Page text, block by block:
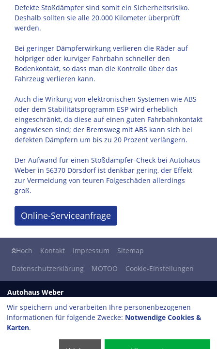
Defekte Stoßdämpfer sind somit ein Sicherheitsrisiko.
Deshalb sollten sie alle 20.000 Kilometer überprüft
werden.
Bei geringer Dämpferwirkung verlieren die Räder auf
holpriger oder kurviger Fahrbahn schneller den
Bodenkontakt, so dass man die Kontrolle über das
Fahrzeug verlieren kann.
Auch die Wirkung von elektronischen Systemen wie ABS
oder dem Stabilitätsprogramm ESP wird erheblich
eingeschränkt, da diese auf einen guten Fahrbahnkontakt
angewiesen sind; der Bremsweg mit ABS kann sich bei
defekten Dämpfern um bis zu 20 Prozent verlängern.
Der Aufwand für einen Stoßdämpfer-Check bei Autohaus
Weber in 56370 Dörsdorf ist denkbar gering, der Effekt
zur Vermeidung von teuren Folgeschäden allerdings
groß.
Online-Serviceanfrage
Hoch Kontakt Impressum
Sitemap
Datenschutzerklärung
MOTOO Cookie-Einstellungen
Autohaus Weber
alle Marken - eine Werkstatt
Hauptstraße 3
56370 Dörsdorf
Wir speichern und verarbeiten Ihre personenbezogenen
Informationen für folgende Zwecke: Notwendige Cookies &
Karten.